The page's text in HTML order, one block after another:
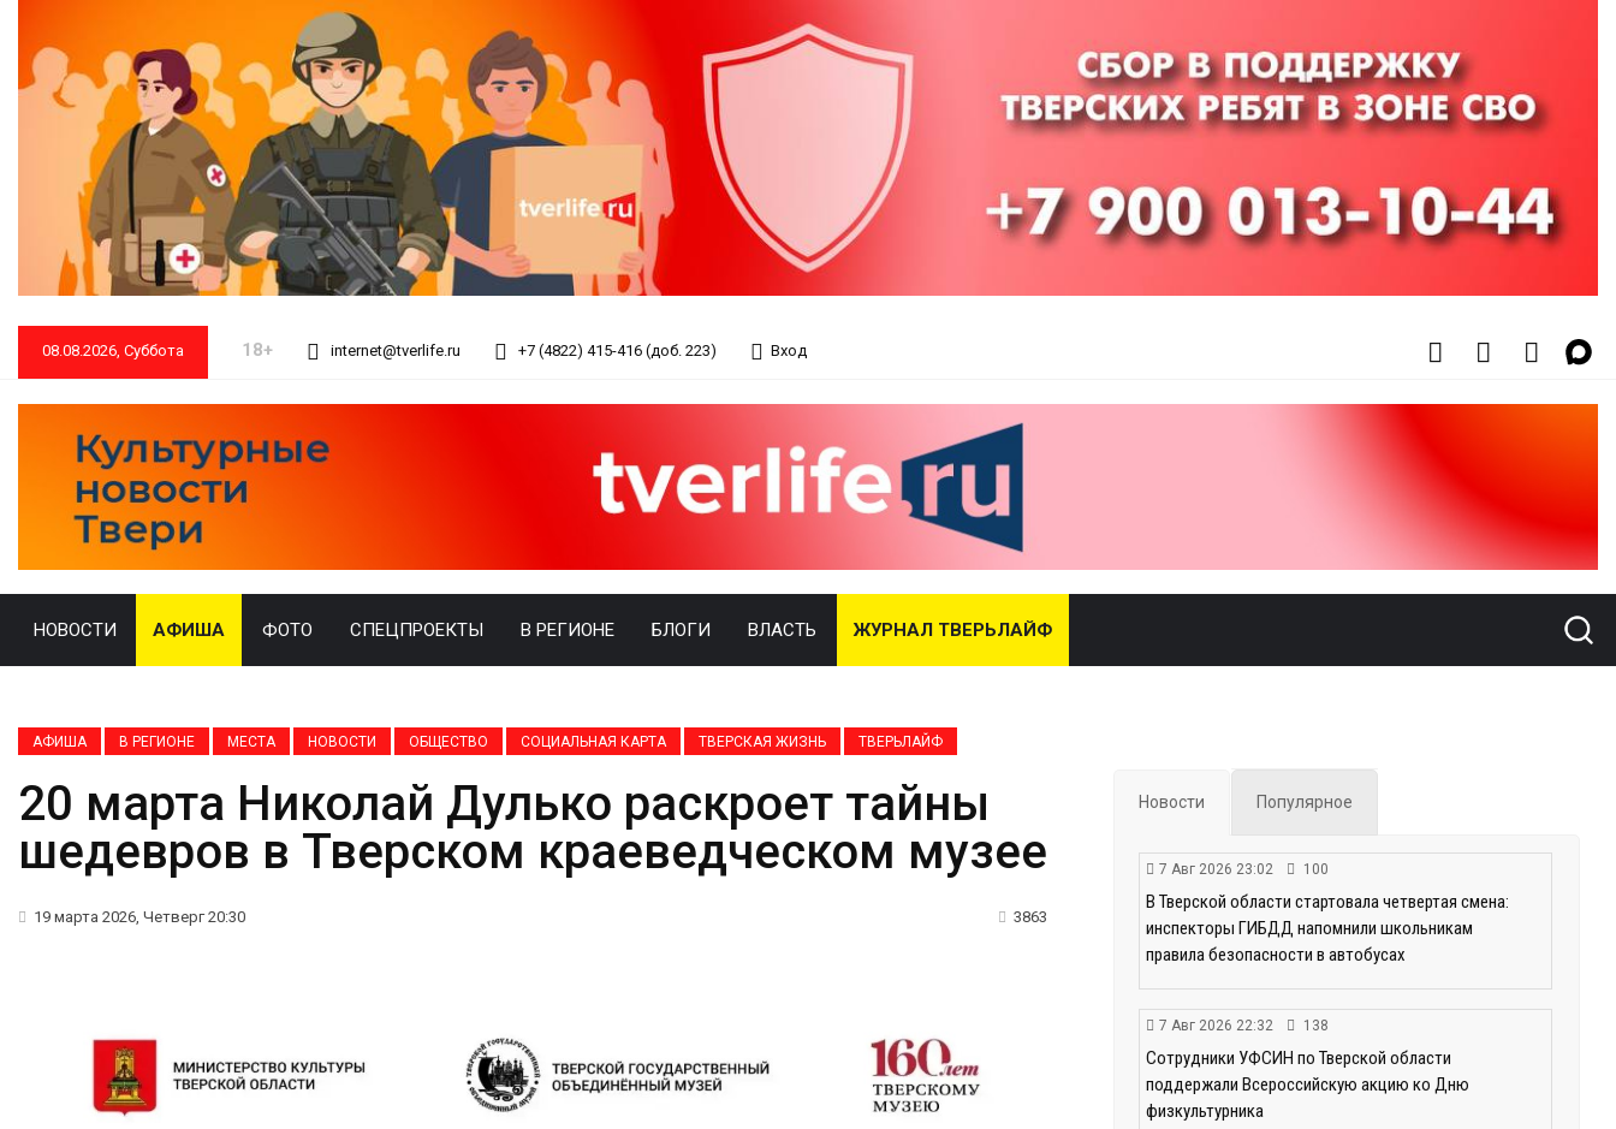
08.08.2026, Суббота 18+ internet@tverlife.ru +7 (4822) 415-416 (доб. 223) Вход
НОВОСТИ АФИША ФОТО СПЕЦПРОЕКТЫ В РЕГИОНЕ БЛОГИ ВЛАСТЬ ЖУРНАЛ ТВЕРЬЛАЙФ
АФИША В РЕГИОНЕ МЕСТА НОВОСТИ ОБЩЕСТВО СОЦИАЛЬНАЯ КАРТА ТВЕРСКАЯ ЖИЗНЬ ТВЕРЬЛАЙФ
20 марта Николай Дулько раскроет тайны
шедевров в Тверском краеведческом музее
19 марта 2026, Четверг 20:30 3863
Новости Популярное
7 Авг 2026 23:02 100
В Тверской области стартовала четвертая смена:
инспекторы ГИБДД напомнили школьникам
правила безопасности в автобусах
7 Авг 2026 22:32 138
Сотрудники УФСИН по Тверской области
поддержали Всероссийскую акцию ко Дню
физкультурника